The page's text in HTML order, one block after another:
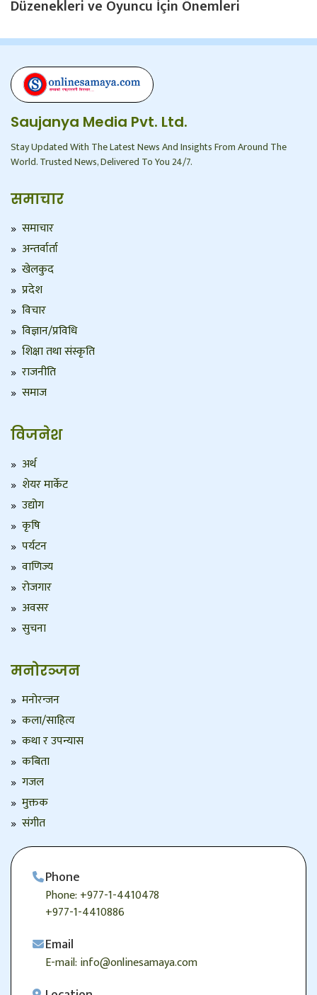
Düzenekleri ve Oyuncu İçin Önemleri
Saujanya Media Pvt. Ltd.
Stay Updated With The Latest News And Insights From Around The
World. Trusted News, Delivered To You 24/7.
समाचार
समाचार
अन्तर्वार्ता
खेलकुद
प्रदेश
विचार
विज्ञान/प्रविधि
शिक्षा तथा संस्कृति
राजनीति
समाज
विजनेश
अर्थ
शेयर मार्केट
उद्योग
कृषि
पर्यटन
वाणिज्य
रोजगार
अवसर
सुचना
मनोरञ्जन
मनोरन्जन
कला/साहित्य
कथा र उपन्यास
कबिता
गजल
मुक्तक
संगीत
Phone
Phone: +977-1-4410478
+977-1-4410886
Email
E-mail: info@onlinesamaya.com